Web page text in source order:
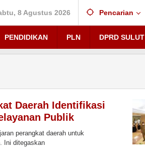
8 Agustus 2026 Pencarian
PENDIDIKAN PLN DPRD SULUT
Daerah Identifikasi
Publik
perangkat daerah untuk
Ini ditegaskan